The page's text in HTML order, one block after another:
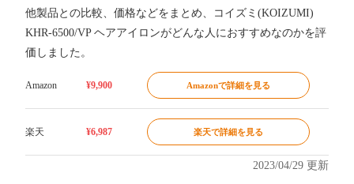
他製品との比較、価格などをまとめ、コイズミ(KOIZUMI)
KHR-6500/VP ヘアアイロンがどんな人におすすめなのかを評
価しました。
Amazon ¥9,900 Amazonで詳細を見る
楽天 ¥6,987 楽天で詳細を見る
2023/04/29 更新